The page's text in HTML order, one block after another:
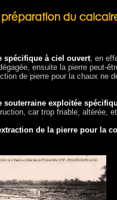
spécifique à ciel ouvert, en
ensuite la pierre peut-
de pierre pour la chaux ne
souterraine exploitée
car trop friable, altérée,
de la pierre pour la